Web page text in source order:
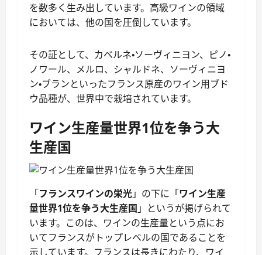
を数多く生み出しています。高級ワインの領域
においては、他の国を圧倒しています。
その証として、カベルネ・ソーヴィニヨン、ピノ・
ノワール、メルロ、シャルドネ、ソーヴィニヨ
ン・ブランといったフランス原産のワイン用ブド
ウ品種が、世界中で栽培されています。
ワイン生産量世界1位を争う大
生産国
「フランスワインの栄光」の下に「ワイン生産
量世界1位を争う大生産国 」というが掲げられて
います。このは、ワインの生産量という点にお
いてフランスがトップレベルの国であることを
示しています。フランスは長きにわたり、ワイ